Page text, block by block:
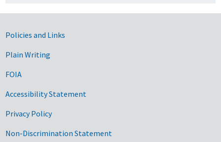
Government Links
Policies and Links
Plain Writing
FOIA
Accessibility Statement
Privacy Policy
Non-Discrimination Statement